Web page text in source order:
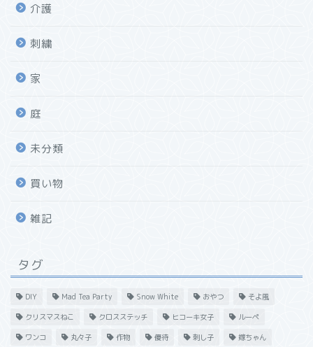
介護
刺繍
家
庭
未分類
買い物
雑記
タグ
DIY Mad Tea Party Snow White おやつ そよ風
クリスマスねこ クロスステッチ ヒコーキ女子 ルーペ
ワンコ 丸々子 作物 優待 刺し子 嫁ちゃん